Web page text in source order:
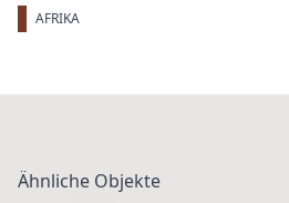
AFRIKA
Ähnliche Objekte